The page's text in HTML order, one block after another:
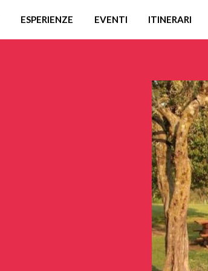
ESPERIENZE EVENTI ITINERARI